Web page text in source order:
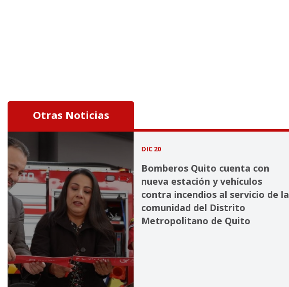
Otras Noticias
DIC 20
Bomberos Quito cuenta con
nueva estación y vehículos
contra incendios al servicio de la
comunidad del Distrito
Metropolitano de Quito